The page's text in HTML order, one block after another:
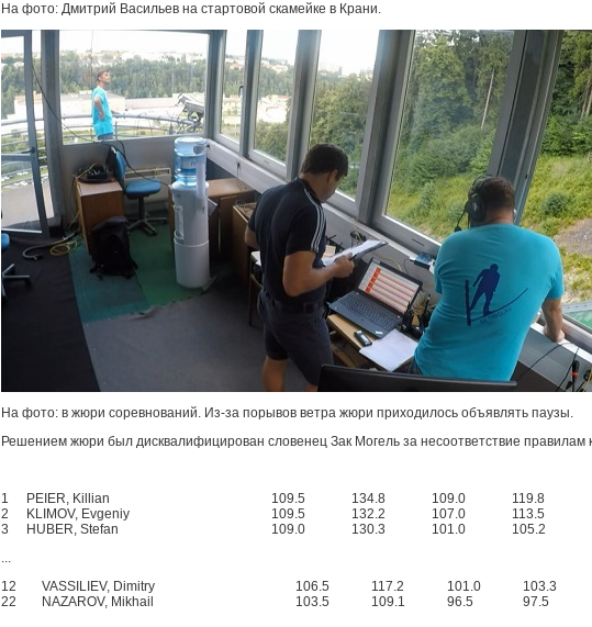
На фото: Дмитрий Васильев на стартовой скамейке в Крани.
На фото: в жюри соревнований. Из-за порывов ветра жюри приходилось объявлять паузы.
Решением жюри был дисквалифицирован словенец Зак Могель за несоответствие правилам
1 PEIER, Killian 109.5 134.8 109.0 119.8
2
KLIMOV, Evgeniy 109.5 132.2 107.0 113.5
3
HUBER, Stefan 109.0 130.3 101.0 105.2
...
12
VASSILIEV, Dimitry 106.5 117.2 101.0 103.3
22
NAZAROV, Mikhail 103.5 109.1 96.5 97.5